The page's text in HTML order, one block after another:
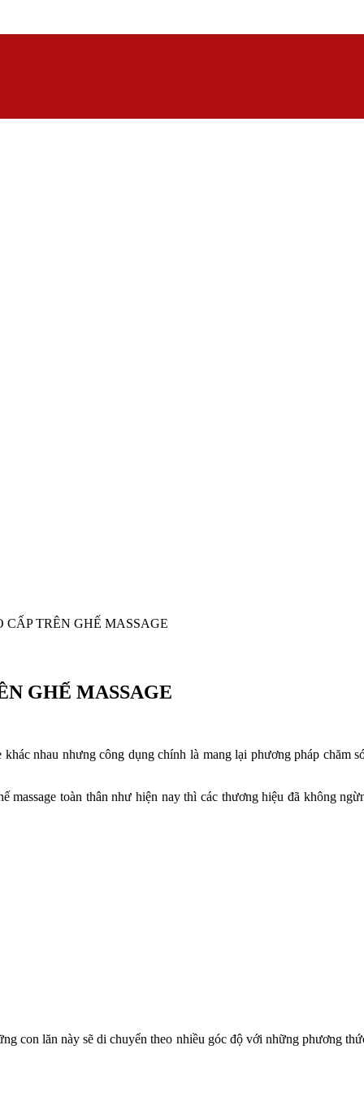
TRÊN GHẾ MASSAGE
GHẾ MASSAGE
nhau nhưng công dụng chính là mang lại phương pháp
toàn thân như hiện nay thì các thương hiệu đã không
con lăn này sẽ di chuyển theo nhiều góc độ với những phương